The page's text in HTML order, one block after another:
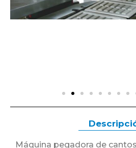
Máquina pegadora de